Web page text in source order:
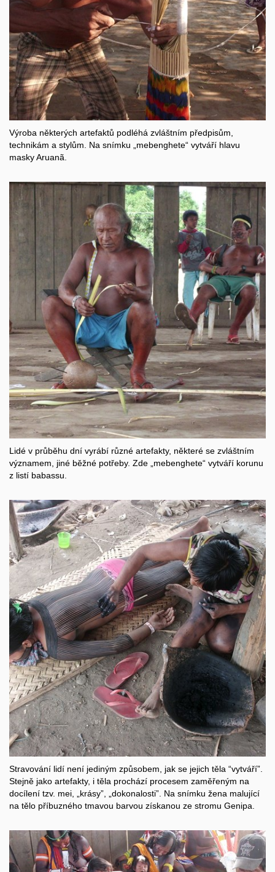
Výroba některých artefaktů podléhá zvláštním předpisům,
technikám a stylům. Na snímku „mebenghete“ vytváří hlavu
masky Aruanã.
Lidé v průběhu dní vyrábí různé artefakty, některé se zvláštním
významem, jiné běžné potřeby. Zde „mebenghete“ vytváří korunu
z listí babassu.
Stravování lidí není jediným způsobem, jak se jejich těla “vytváří”.
Stejně jako artefakty, i těla prochází procesem zaměřeným na
docílení tzv. mei, „krásy”, „dokonalosti”. Na snímku žena malující
na tělo příbuzného tmavou barvou získanou ze stromu Genipa.